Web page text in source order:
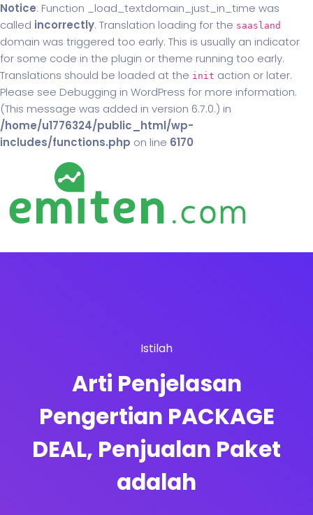
Notice: Function _load_textdomain_just_in_time was
called incorrectly. Translation loading for the saasland
domain was triggered too early. This is usually an indicator
for some code in the plugin or theme running too early.
Translations should be loaded at the init action or later.
Please see Debugging in WordPress for more information.
(This message was added in version 6.7.0.) in
/home/u1776324/public_html/wp-
includes/functions.php on line 6170
Istilah
Arti Penjelasan
Pengertian PACKAGE
DEAL, Penjualan Paket
adalah